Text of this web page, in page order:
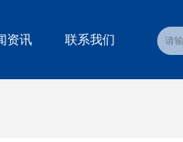
资讯 联系我们